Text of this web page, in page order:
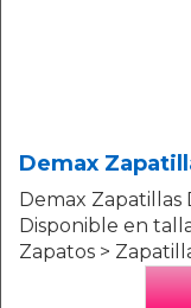
Demax
Demax Zapatillas
Disponible en
Zapatos >